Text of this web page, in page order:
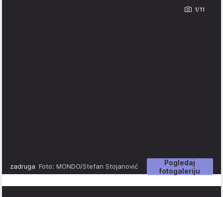
1/11
Pogledaj
fotogaleriju
zadruga Foto: MONDO/Stefan Stojanović